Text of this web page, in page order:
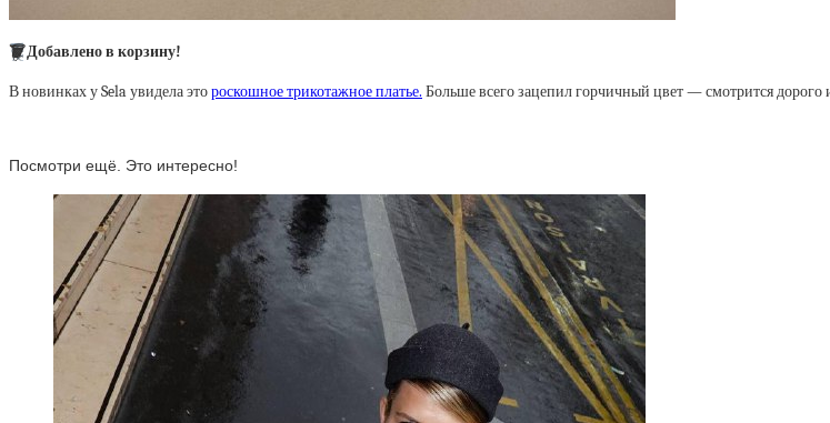
🗑Добавлено в корзину!
В новинках у Sela увидела этороскошное трикотажное платье. Больше всего зацепил горчичный цвет — смотрится дорого
Посмотри ещё. Это интересно!